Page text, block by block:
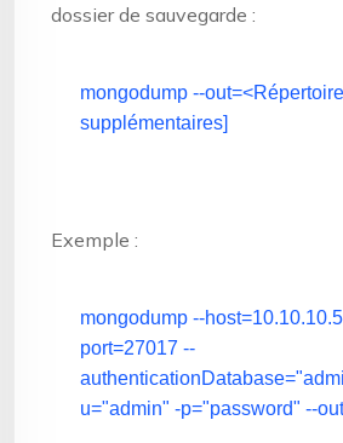
dossier de sauvegarde :
mongodump --
supplémentaires]
Exemple :
mongodump --
port=27017 --
authenticationDatabase=
u="admin" -p="password" --